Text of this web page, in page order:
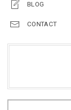
BLOG
CONTACT